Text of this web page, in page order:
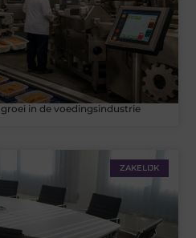
in de voedingsindustrie
ZAKELIJK